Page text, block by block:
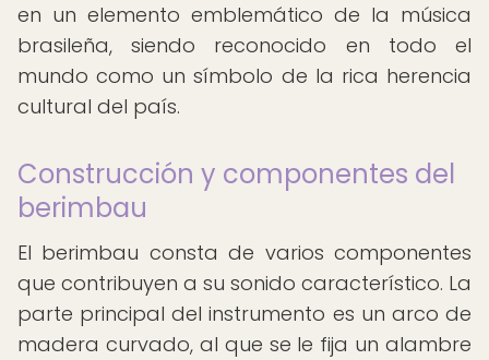
en un elemento emblemático de la música
brasileña, siendo reconocido en todo el
mundo como un símbolo de la rica herencia
cultural del país.
Construcción y componentes del
berimbau
El berimbau consta de varios componentes
que contribuyen a su sonido característico. La
parte principal del instrumento es un arco de
madera curvado, al que se le fija un alambre